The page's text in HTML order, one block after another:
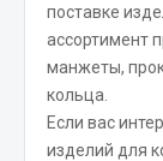
Маски, краги
Сварочное
Сварочные
Весь раздел
поставке
ассортимент
манжеты,
кольца.
Если вас
изделий для